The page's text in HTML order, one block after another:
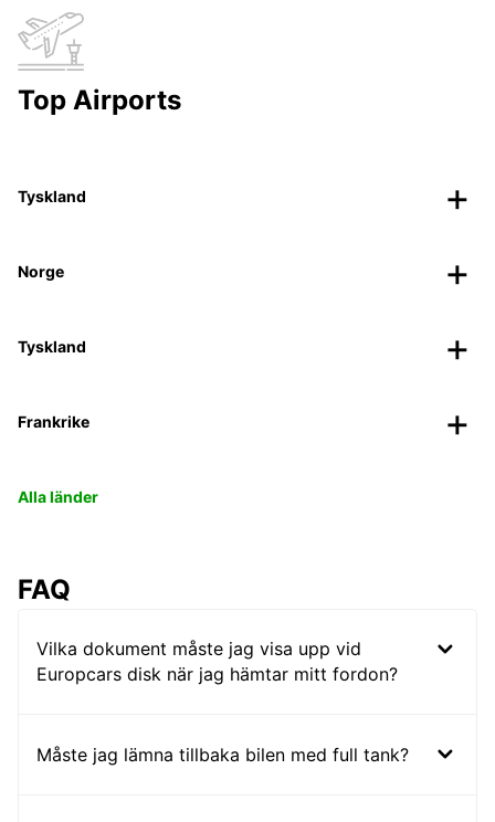
Top Airports
Tyskland
Norge
Tyskland
Frankrike
Alla länder
FAQ
Vilka dokument måste jag visa upp vid
Europcars disk när jag hämtar mitt fordon?
Måste jag lämna tillbaka bilen med full tank?